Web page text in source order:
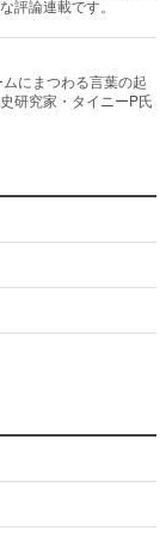
評論連載です。
にまつわる言葉の起
研究家・タイニーP氏